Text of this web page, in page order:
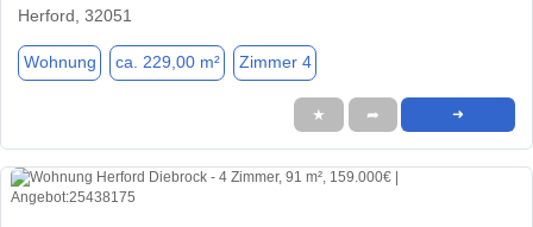
Herford, 32051
Wohnung ca. 229,00 m² Zimmer 4
★ ➦ ➜